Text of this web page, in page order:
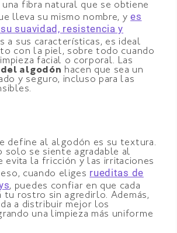
fibra natural que se obtiene
lleva su mismo nombre, yes
suavidad, resistencia y
a sus características, es ideal
con la piel, sobre todo cuando
facial o corporal. Las
algodón hacen que sea un
y seguro, incluso para las
define al algodón es su textura.
solo se siente agradable al
evita la fricción y las irritaciones
cuando eliges rueditas de
, puedes confiar en que cada
tu rostro sin agredirlo. Además,
a distribuir mejor los
una limpieza más uniforme